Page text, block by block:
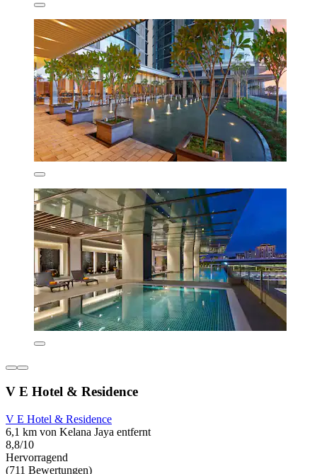
V E Hotel & Residence
V E Hotel & Residence
6,1 km von Kelana Jaya entfernt
8,8/10
Hervorragend
(711 Bewertungen)